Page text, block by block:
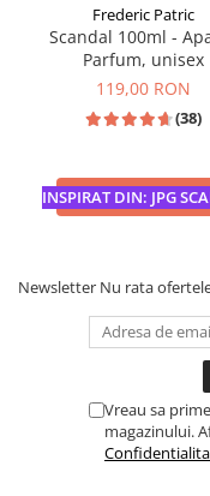
INSPIRAT DIN: JPG
Frederic Patric
Scandal 100ml -
Parfum, unisex
119,00 RON
(38)
ADAUGA IN COS
Newsletter Nu rata
Vreau sa
magazinului.